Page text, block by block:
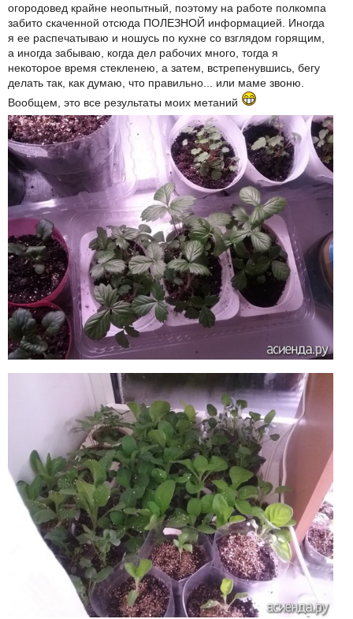
огородовед крайне неопытный, поэтому на работе полкомпа
забито скаченной отсюда ПОЛЕЗНОЙ информацией. Иногда
я ее распечатываю и ношусь по кухне со взглядом горящим,
а иногда забываю, когда дел рабочих много, тогда я
некоторое время стекленею, а затем, встрепенувшись, бегу
делать так, как думаю, что правильно... или маме звоню.
Вообщем, это все результаты моих метаний